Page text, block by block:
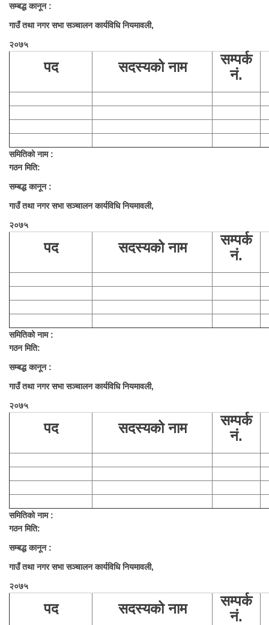
सम्बद्ध कानून :
गाउँ तथा नगर सभा सञ्चालन कार्यविधि नियमावली,
२०७५
पद सदस्यको नाम
सम्पर्क
नं.
समितिको नाम :
गठन मिति:
सम्बद्ध कानून :
गाउँ तथा नगर सभा सञ्चालन कार्यविधि नियमावली,
२०७५
पद सदस्यको नाम
सम्पर्क
नं.
समितिको नाम :
गठन मिति:
सम्बद्ध कानून :
गाउँ तथा नगर सभा सञ्चालन कार्यविधि नियमावली,
२०७५
पद सदस्यको नाम
सम्पर्क
नं.
समितिको नाम :
गठन मिति:
सम्बद्ध कानून :
गाउँ तथा नगर सभा सञ्चालन कार्यविधि नियमावली,
२०७५
पद सदस्यको नाम
सम्पर्क
नं.